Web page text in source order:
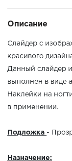
Описание
Слайдер с
красивого
Данный слайдер
выполнен в виде
Наклейки на
в применении.
Подложка -
Назначение: